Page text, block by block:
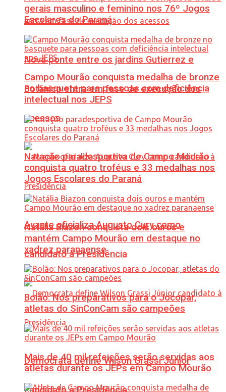
Nova ponte entre os jardins Gutierrez e
Botânico entra em fase de execução dos
acessos
Avante oficializa Augusto Cury como
candidato à Presidência
Democrata define Wilson Grassi Júnior
gerais masculino e feminino nos 76º Jogos
Escolares do Paraná
Campo Mourão conquista medalha de bronze
no basquete para pessoas com deficiência
intelectual nos JEPS
Natação paradesportiva de Campo Mourão
conquista quatro troféus e 33 medalhas nos
Jogos Escolares do Paraná
Natália Biazon conquista dois ouros e
mantém Campo Mourão em destaque no
xadrez paranaense
Bolão: Nos preparativos para o Jocopar,
atletas do SinConCam são campeões
Mais de 40 mil refeições serão servidas aos
atletas durante os JEPs em Campo Mourão